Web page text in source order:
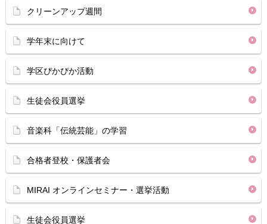
クリーンアップ週間
学年末に向けて
学区ぴかぴか活動
生徒会役員選挙
音楽科「伝統芸能」の学習
合格者登校・保護者会
MIRAI オンラインセミナー・選挙活動
生徒会役員選挙